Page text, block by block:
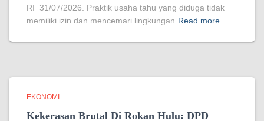
RI 31/07/2026. Praktik usaha tahu yang diduga tidak
memiliki izin dan mencemari lingkungan Read more
EKONOMI
Kekerasan Brutal Di Rokan Hulu: DPD